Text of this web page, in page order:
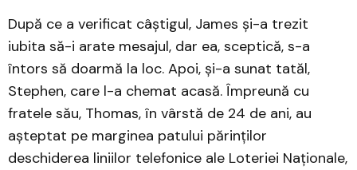
După ce a verificat câștigul, James și-a trezit
iubita să-i arate mesajul, dar ea, sceptică, s-a
întors să doarmă la loc. Apoi, și-a sunat tatăl,
Stephen, care l-a chemat acasă. Împreună cu
fratele său, Thomas, în vârstă de 24 de ani, au
așteptat pe marginea patului părinților
deschiderea liniilor telefonice ale Loteriei Naționale,